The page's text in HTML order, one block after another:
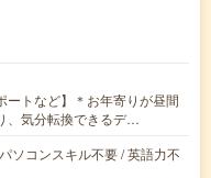
ートなど】＊お年寄りが昼間
、気分転換できるデ…
ソコンスキル不要 / 英語力不